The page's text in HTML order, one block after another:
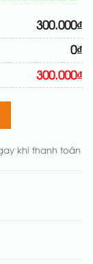
(+50.000₫)
menu cho
300.000₫
0₫
300.000₫
khi thanh toán